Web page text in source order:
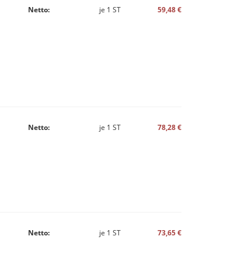
Netto: je 1 ST 59,48 €
Netto: je 1 ST 78,28 €
Netto: je 1 ST 73,65 €